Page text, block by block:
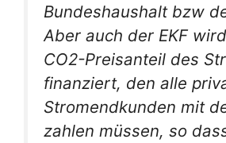
Bundeshaushalt bzw
Aber auch der EKF
CO2-Preisanteil des
finanziert, den alle
Stromendkunden mit
zahlen müssen, so